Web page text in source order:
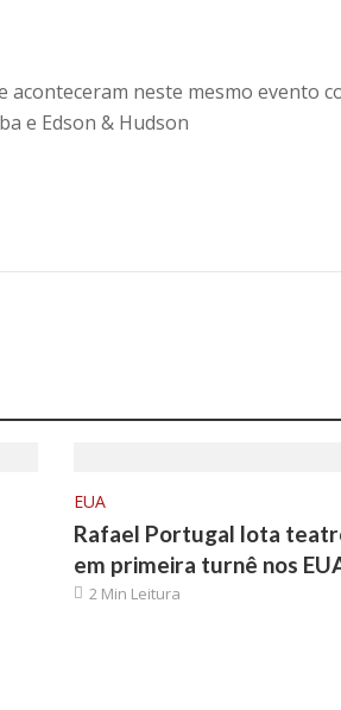
neste mesmo evento
e Edson & Hudson
EUA
Rafael Portugal lota
em primeira turnê nos
2 Min Leitura